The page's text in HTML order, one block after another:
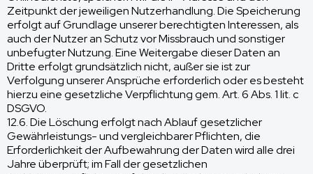
Zeitpunkt der jeweiligen Nutzerhandlung. Die Speicherung
erfolgt auf Grundlage unserer berechtigten Interessen, als
auch der Nutzer an Schutz vor Missbrauch und sonstiger
unbefugter Nutzung. Eine Weitergabe dieser Daten an
Dritte erfolgt grundsätzlich nicht, außer sie ist zur
Verfolgung unserer Ansprüche erforderlich oder es besteht
hierzu eine gesetzliche Verpflichtung gem. Art. 6 Abs. 1 lit. c
DSGVO.
12.6. Die Löschung erfolgt nach Ablauf gesetzlicher
Gewährleistungs- und vergleichbarer Pflichten, die
Erforderlichkeit der Aufbewahrung der Daten wird alle drei
Jahre überprüft; im Fall der gesetzlichen